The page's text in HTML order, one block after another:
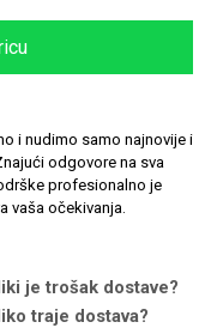
i nudimo samo najnovije i
odgovore na sva
profesionalno je
vaša očekivanja.
je trošak dostave?
traje dostava?
Space